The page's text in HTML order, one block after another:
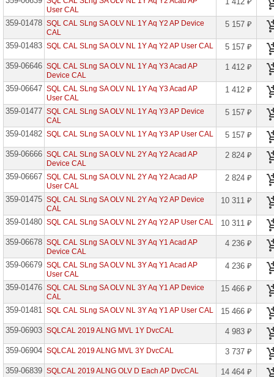
P2
Open
Azure
DevOps
Server
Azure
DevOps
Server
CAL
Azure
Info
Prot
Prem
P1
EDU
Azure
Info
Prot
Prem
P1
Open
Info
Prot
Prem
P1
Open
Fclty
Azure
Info
Prem
P1
Open
Std
Azure
User CAL
359-01478 SQL CAL SLng SA OLV NL 1Y Aq Y2 AP Device
CAL
5 157 ₽
359-01483 SQL CAL SLng SA OLV NL 1Y Aq Y2 AP User CAL 5 157 ₽
359-06646 SQL CAL SLng SA OLV NL 1Y Aq Y3 Acad AP
Device CAL
1 412 ₽
359-06647 SQL CAL SLng SA OLV NL 1Y Aq Y3 Acad AP
User CAL
1 412 ₽
359-01477 SQL CAL SLng SA OLV NL 1Y Aq Y3 AP Device
CAL
5 157 ₽
359-01482 SQL CAL SLng SA OLV NL 1Y Aq Y3 AP User CAL 5 157 ₽
359-06666 SQL CAL SLng SA OLV NL 2Y Aq Y2 Acad AP
Device CAL
2 824 ₽
359-06667 SQL CAL SLng SA OLV NL 2Y Aq Y2 Acad AP
User CAL
2 824 ₽
359-01475 SQL CAL SLng SA OLV NL 2Y Aq Y2 AP Device
CAL
10 311 ₽
359-01480 SQL CAL SLng SA OLV NL 2Y Aq Y2 AP User CAL 10 311 ₽
359-06678 SQL CAL SLng SA OLV NL 3Y Aq Y1 Acad AP
Device CAL
4 236 ₽
359-06679 SQL CAL SLng SA OLV NL 3Y Aq Y1 Acad AP
User CAL
4 236 ₽
359-01476 SQL CAL SLng SA OLV NL 3Y Aq Y1 AP Device
CAL
15 466 ₽
359-01481 SQL CAL SLng SA OLV NL 3Y Aq Y1 AP User CAL 15 466 ₽
359-06903 SQLCAL 2019 ALNG MVL 1Y DvcCAL 4 983 ₽
359-06904 SQLCAL 2019 ALNG MVL 3Y DvcCAL 3 737 ₽
359-06839 SQLCAL 2019 ALNG OLV D Each AP DvcCAL 14 464 ₽